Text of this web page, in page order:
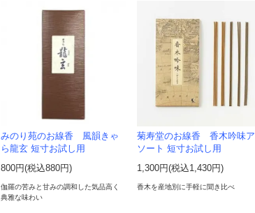
みのり苑のお線香 風韻きゃ
ら龍玄 短寸お試し用
800円(税込880円)
伽羅の苦みと甘みの調和した気品高く
典雅な味わい
菊寿堂のお線香 香木吟味ア
ソート 短寸お試し用
1,300円(税込1,430円)
香木を産地別に手軽に聞き比べ